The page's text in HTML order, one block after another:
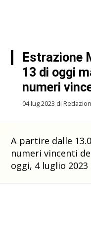
Estrazione
13 di oggi
numeri
04 lug 2023 di
A partire dalle
numeri vincenti
oggi, 4 luglio 2023